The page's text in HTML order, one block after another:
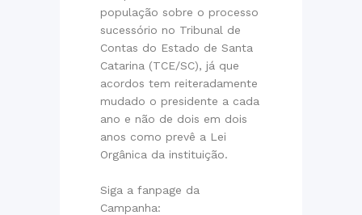
população sobre o processo
sucessório no Tribunal de
Contas do Estado de Santa
Catarina (TCE/SC), já que
acordos tem reiteradamente
mudado o presidente a cada
ano e não de dois em dois
anos como prevê a Lei
Orgânica da instituição.
Siga a fanpage da
Campanha: